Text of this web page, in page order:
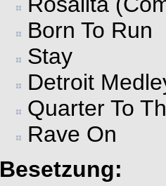
Born To Run
Stay
Detroit
Quarter To
Rave On
Besetzung: